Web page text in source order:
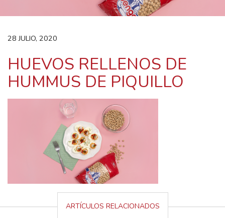
28 JULIO, 2020
HUEVOS RELLENOS DE
HUMMUS DE PIQUILLO
ARTÍCULOS RELACIONADOS